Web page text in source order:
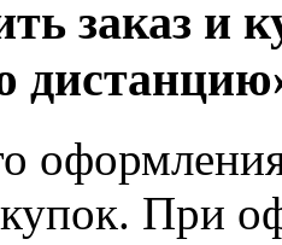
заказ и
оформления
При